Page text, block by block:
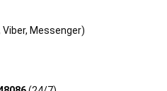
Viber, Messenger)